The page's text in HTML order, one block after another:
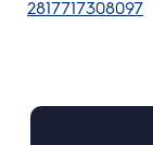
2817717308097